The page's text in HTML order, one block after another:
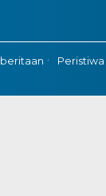
Peristiwa